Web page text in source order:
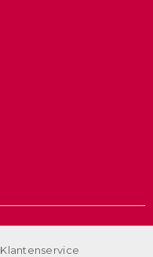
Klantenservice